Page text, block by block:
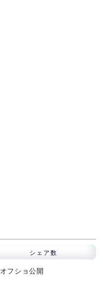
シェア数
フショ公開